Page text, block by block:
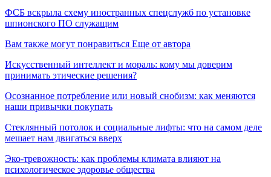
ФСБ вскрыла схему иностранных спецслужб по установке
шпионского ПО служащим
Вам также могут понравиться Еще от автора
Искусственный интеллект и мораль: кому мы доверим
принимать этические решения?
Осознанное потребление или новый снобизм: как меняются
наши привычки покупать
Стеклянный потолок и социальные лифты: что на самом деле
мешает нам двигаться вверх
Эко-тревожность: как проблемы климата влияют на
психологическое здоровье общества